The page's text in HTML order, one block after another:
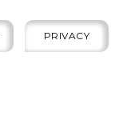
PRIVACY